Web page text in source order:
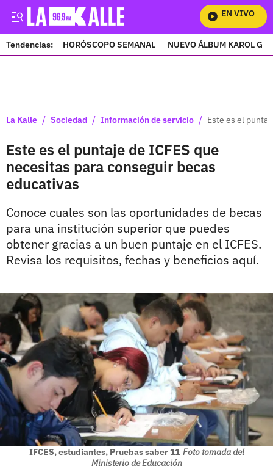
EN VIVO
Tendencias: HORÓSCOPO SEMANAL NUEVO ÁLBUM KAROL G
La Kalle / Sociedad / Información de servicio / Este es el
Este es el puntaje de ICFES que
necesitas para conseguir becas
educativas
Conoce cuales son las oportunidades de becas
para una institución superior que puedes
obtener gracias a un buen puntaje en el ICFES.
Revisa los requisitos, fechas y beneficios aquí.
IFCES, estudiantes, Pruebas saber 11 Foto tomada del
Ministerio de Educación